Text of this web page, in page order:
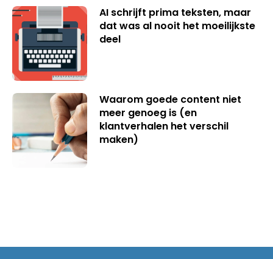
AI schrijft prima teksten, maar
dat was al nooit het moeilijkste
deel
Waarom goede content niet
meer genoeg is (en
klantverhalen het verschil
maken)